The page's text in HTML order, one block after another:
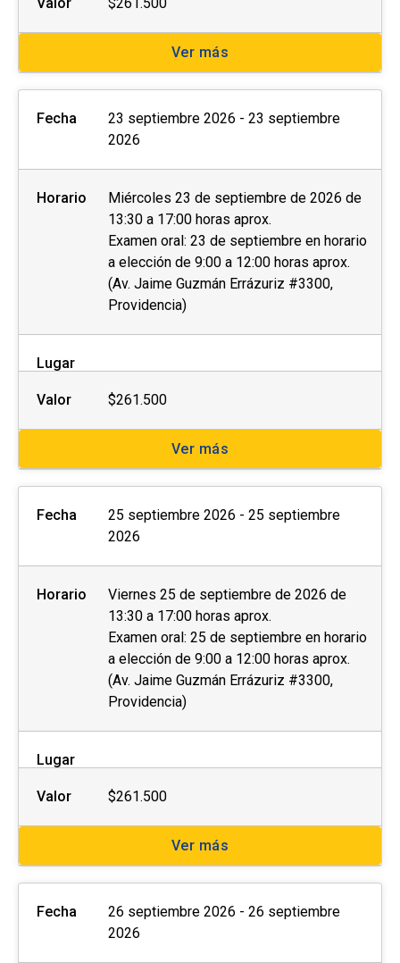
Valor $261.500
Ver más
Fecha
23 septiembre 2026 - 23 septiembre
2026
Horario
Miércoles 23 de septiembre de 2026 de
13:30 a 17:00 horas aprox.
Examen oral: 23 de septiembre en horario
a elección de 9:00 a 12:00 horas aprox.
(Av. Jaime Guzmán Errázuriz #3300,
Providencia)
Lugar
Valor $261.500
Ver más
Fecha
25 septiembre 2026 - 25 septiembre
2026
Horario
Viernes 25 de septiembre de 2026 de
13:30 a 17:00 horas aprox.
Examen oral: 25 de septiembre en horario
a elección de 9:00 a 12:00 horas aprox.
(Av. Jaime Guzmán Errázuriz #3300,
Providencia)
Lugar
Valor $261.500
Ver más
Fecha
26 septiembre 2026 - 26 septiembre
2026